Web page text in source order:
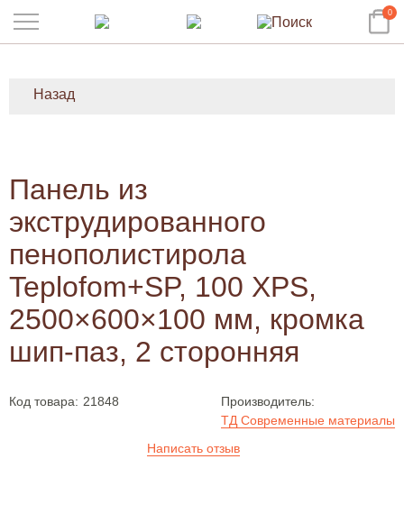
0
Назад
Панель из
экструдированного
пенополистирола
Teplofom+SP, 100 XPS,
2500×600×100 мм, кромка
шип-паз, 2 сторонняя
Код товара: 21848
Производитель:
ТД Современные материалы
Написать отзыв